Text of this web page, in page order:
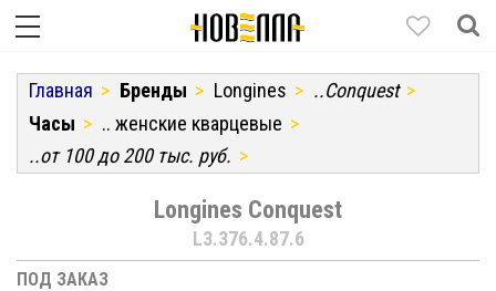
Главная Бренды Longines
..Conquest
Часы
.. женские кварцевые
..от 100 до 200 тыс. руб.
Longines Conquest
L3.376.4.87.6
ПОД ЗАКАЗ